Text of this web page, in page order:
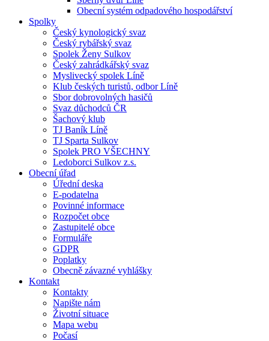
Obecní systém odpadového hospodářství
Spolky
Český kynologický svaz
Český rybářský svaz
Spolek Ženy Sulkov
Český zahrádkářský svaz
Myslivecký spolek Líně
Klub českých turistů, odbor Líně
Sbor dobrovolných hasičů
Svaz důchodců ČR
Šachový klub
TJ Baník Líně
TJ Sparta Sulkov
Spolek PRO VŠECHNY
Ledoborci Sulkov z.s.
Obecní úřad
Úřední deska
E-podatelna
Povinné informace
Rozpočet obce
Zastupitelé obce
Formuláře
GDPR
Poplatky
Obecně závazné vyhlášky
Kontakt
Kontakty
Napište nám
Životní situace
Mapa webu
Počasí